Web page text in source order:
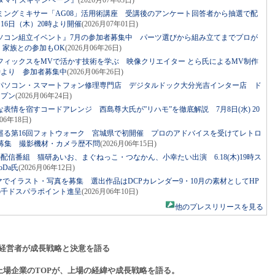
ングミキサー「AG08」活用術講座 受講後のアンケート回答者から抽選で配
日（木）20時より開催(2026月07年01日)
コン組立イベント』7月の参加者募集中 パーツ選びから組み立てまでプロが
族との参加もOK(2026月06年26日)
ィックスをMVで活かす技術を学ぶ 映像クリエイター とら氏によるMV制作
り 参加者募集中(2026月06年26日)
ソコン・スマートフォン修理専門店 デジタルドック大分光吉インター店 ド
ン(2026月06年24日)
表情を宿すコードアレンジ 西島尊大氏が”リハモ”を徹底解説 7月8日(水) 20
年18日)
る第16回フォトウォーク 宮城県で初開催 プロのアドバイスを受けてレトロ
集 撮影機材・カメラ歴不問(2026月06年15日)
配信番組 猫研あいお、まぐねっこ・つなかん、小幸たい出演 6.18(木)19時ス
氏(2026月06年12日)
でイラスト・写真を募集 選出作品はDCPカレンダー9・10月の素材としてHP
ドスパラポイント進呈(2026月06年10日)
他のプレスリリースを見る
営者が成長戦略と決意を語る
場企業のTOPが、上場の経緯や成長戦略を語る。